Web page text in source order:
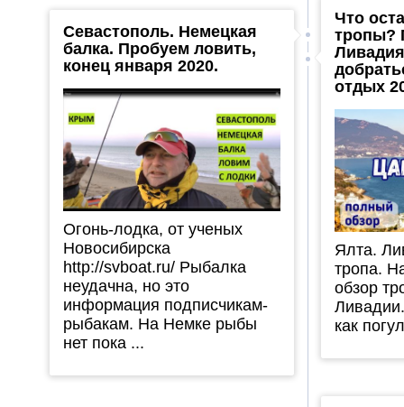
Что
тропы?
отдых
Ялта.
тропа.
обзор
как
Севастополь. Немецкая
балка. Пробуем ловить,
конец января 2020.
Огонь-лодка, от ученых
Новосибирска
http://svboat.ru/ Рыбалка
неудачна, но это
информация подписчикам-
рыбакам. На Немке рыбы
нет пока ...